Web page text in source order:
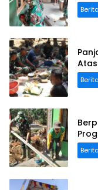
Berita
Berita
Berita